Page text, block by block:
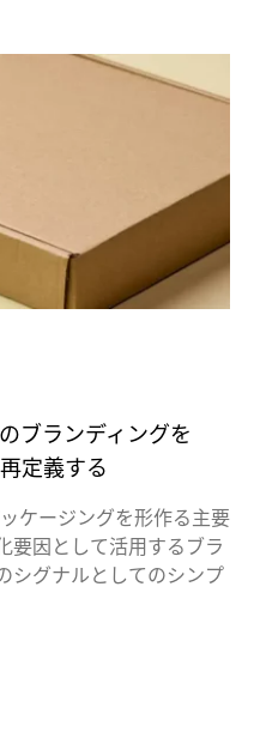
ブランディングを
定義する
ケージングを形作る主要
要因として活用するブラ
シグナルとしてのシンプ